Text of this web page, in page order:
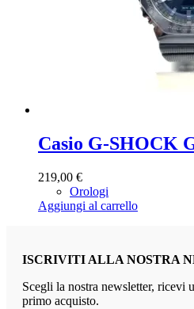
Casio G-SHOCK
219,00 €
Orologi
Aggiungi al carrello
ISCRIVITI ALLA NOSTRA
Scegli la nostra newsletter, ricevi
primo acquisto.